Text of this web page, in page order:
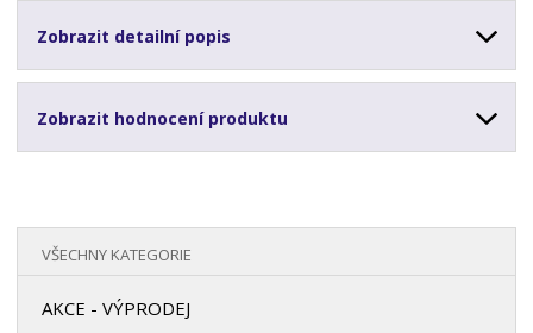
Zobrazit detailní popis
Zobrazit hodnocení produktu
VŠECHNY KATEGORIE
AKCE - VÝPRODEJ